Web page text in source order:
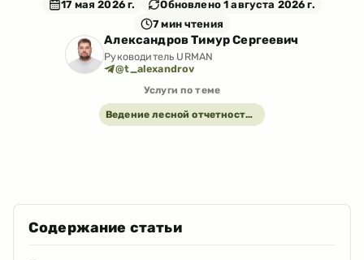
17 мая 2026 г. Обновлено1 августа 2026 г.
7 мин чтения
Александров Тимур Сергеевич
Руководитель URMAN
@t_alexandrov
Услуги по теме
Ведение лесной отчетности под ключ
Содержание статьи